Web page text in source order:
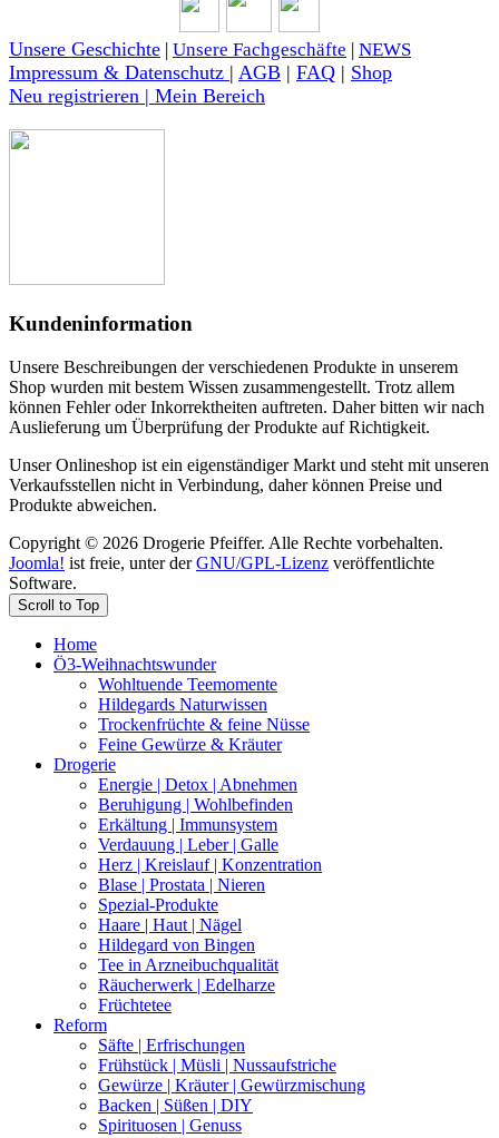
Unsere Geschichte Unsere Fachgeschäfte NEWS
Impressum & Datenschutz | AGB | FAQ | Shop
Neu registrieren | Mein Bereich
Kundeninformation
Unsere Beschreibungen der verschiedenen Produkte in unserem
Shop wurden mit bestem Wissen zusammengestellt. Trotz allem
können Fehler oder Inkorrektheiten auftreten. Daher bitten wir nach
Auslieferung um Überprüfung der Produkte auf Richtigkeit.
Unser Onlineshop ist ein eigenständiger Markt und steht mit unseren
Verkaufsstellen nicht in Verbindung, daher können Preise und
Produkte abweichen.
Copyright © 2026 Drogerie Pfeiffer. Alle Rechte vorbehalten.
Joomla! ist freie, unter derGNU/GPL-Lizenz veröffentlichte
Software.
Scroll to Top
Home
Ö3-Weihnachtswunder
Wohltuende Teemomente
Hildegards Naturwissen
Trockenfrüchte & feine Nüsse
Feine Gewürze & Kräuter
Drogerie
Energie | Detox | Abnehmen
Beruhigung | Wohlbefinden
Erkältung | Immunsystem
Verdauung | Leber | Galle
Herz | Kreislauf | Konzentration
Blase | Prostata | Nieren
Spezial-Produkte
Haare | Haut | Nägel
Hildegard von Bingen
Tee in Arzneibuchqualität
Räucherwerk | Edelharze
Früchtetee
Reform
Säfte | Erfrischungen
Frühstück | Müsli | Nussaufstriche
Gewürze | Kräuter | Gewürzmischung
Backen | Süßen | DIY
Spirituosen | Genuss